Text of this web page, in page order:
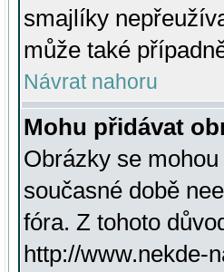
smajlíky
může také
Návrat nahoru
Mohu přidávat
Obrázky se
současné době
fóra. Z tohoto
http://www.nekde-